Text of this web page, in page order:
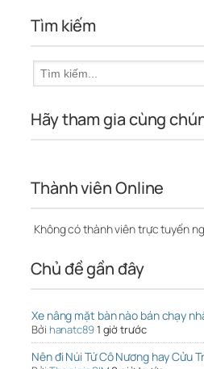
Tìm kiếm
Hãy tham gia cùng
Thành viên Online
Không có thành viên trực tuyến
Chủ đề gần đây
Xe nâng mặt bàn nào bán chạy
Bởi hanatc891 giờ trước
Nên đi Núi Tứ Cô Nương hay Cửu